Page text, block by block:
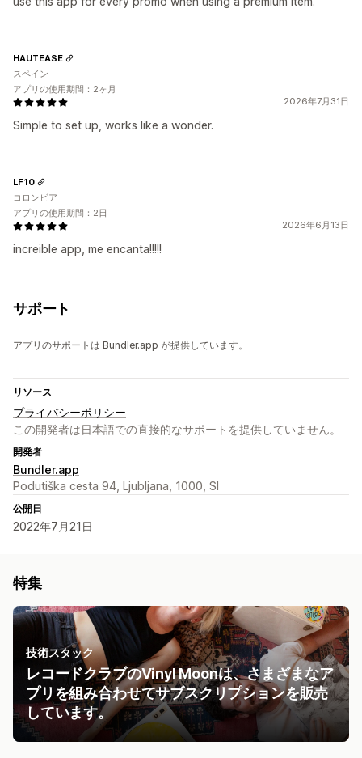
2026年7月31日
Simple to set up, works like a wonder.
HAUTEASE
スペイン
アプリの使用期間：2ヶ月
2026年6月13日
increible app, me encanta!!!!!
LF10
コロンビア
アプリの使用期間：2日
サポート
アプリのサポートは Bundler.app が提供しています。
リソース
プライバシーポリシー
この開発者は日本語での直接的なサポートを提供していません。
開発者
Bundler.app
Podutiška cesta 94, Ljubljana, 1000, SI
公開日
2022年7月21日
特集
技術スタック
レコードクラブのVinyl Moonは、さまざまなア
プリを組み合わせてサブスクリプションを販売
しています。